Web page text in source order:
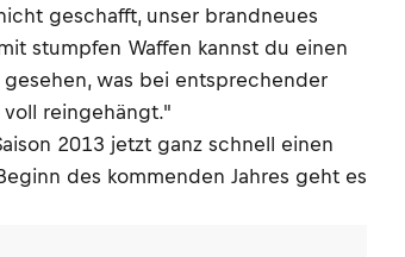
geschafft, unser brandneues
stumpfen Waffen kannst du einen
was bei entsprechender
reingehängt."
2013 jetzt ganz schnell einen
des kommenden Jahres geht es